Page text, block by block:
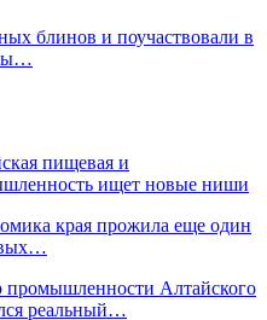
блинов и поучаствовали в
пищевая и
ищет новые ниши
края прожила еще один
Алтайского
реальный…